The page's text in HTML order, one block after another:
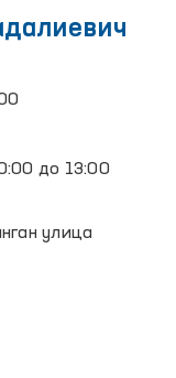
до 13:00
улица